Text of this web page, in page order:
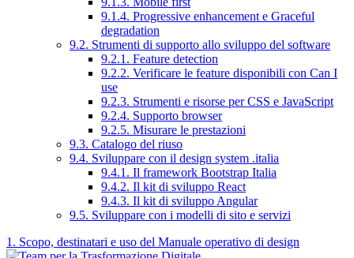
9.1.4. Progressive enhancement e Graceful
degradation
9.2. Strumenti di supporto allo sviluppo del software
9.2.1. Feature detection
9.2.2. Verificare le feature disponibili con Can I
use
9.2.3. Strumenti e risorse per CSS e JavaScript
9.2.4. Supporto browser
9.2.5. Misurare le prestazioni
9.3. Catalogo del riuso
9.4. Sviluppare con il design system .italia
9.4.1. Il framework Bootstrap Italia
9.4.2. Il kit di sviluppo React
9.4.3. Il kit di sviluppo Angular
9.5. Sviluppare con i modelli di sito e servizi
1. Scopo, destinatari e uso del Manuale operativo di design